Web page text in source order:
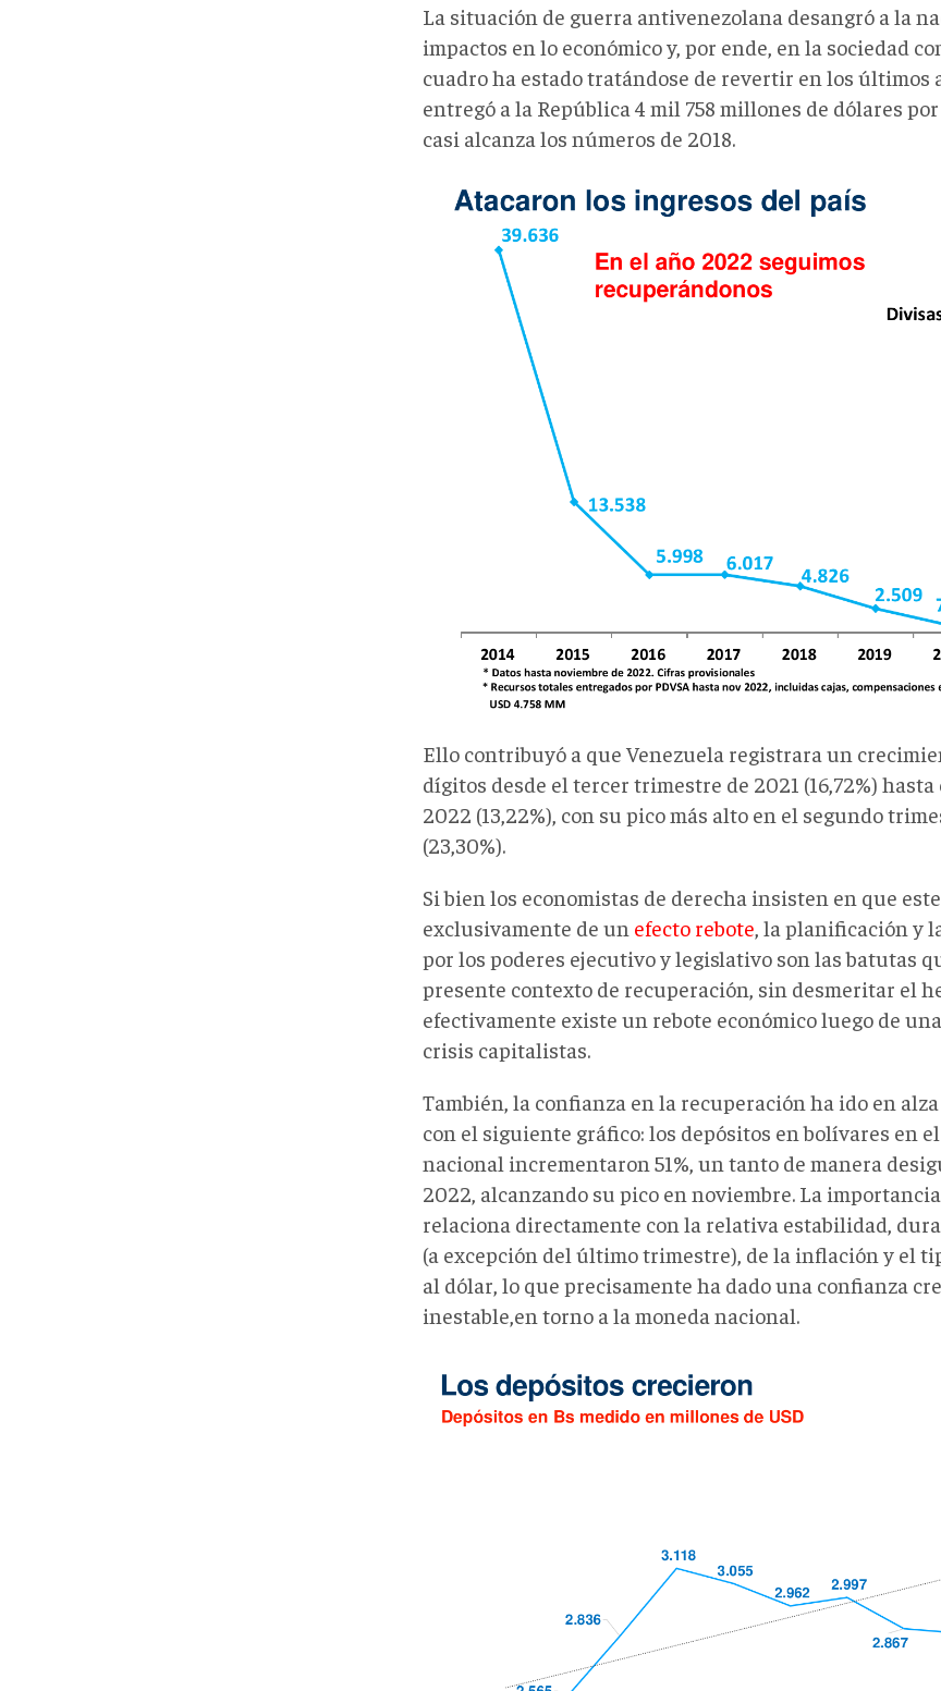
La situación de guerra antivenezolana desangró a la
impactos en lo económico y, por ende, en la sociedad
cuadro ha estado tratándose de revertir en los últimos
entregó a la República 4 mil 758 millones de dólares
casi alcanza los números de 2018.
MyC4.png
Ello contribuyó a que Venezuela registrara un
dígitos desde el tercer trimestre de 2021 (16,72%)
2022 (13,22%), con su pico más alto en el segundo
(23,30%).
Si bien los economistas de derecha insisten en que
exclusivamente de un efecto rebote , la planificación y
por los poderes ejecutivo y legislativo son las batutas
presente contexto de recuperación, sin desmeritar el
efectivamente existe un rebote económico luego de
crisis capitalistas.
También, la confianza en la recuperación ha ido en
con el siguiente gráfico: los depósitos en bolívares en
nacional incrementaron 51%, un tanto de manera
2022, alcanzando su pico en noviembre. La
relaciona directamente con la relativa estabilidad,
(a excepción del último trimestre), de la inflación y el
al dólar, lo que precisamente ha dado una confianza
inestable,en torno a la moneda nacional.
MyC5.png